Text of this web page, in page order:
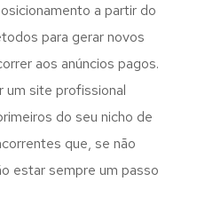
a partir do
para gerar novos
aos anúncios pagos.
um site profissional
do seu nicho de
que, se não
estar sempre um passo